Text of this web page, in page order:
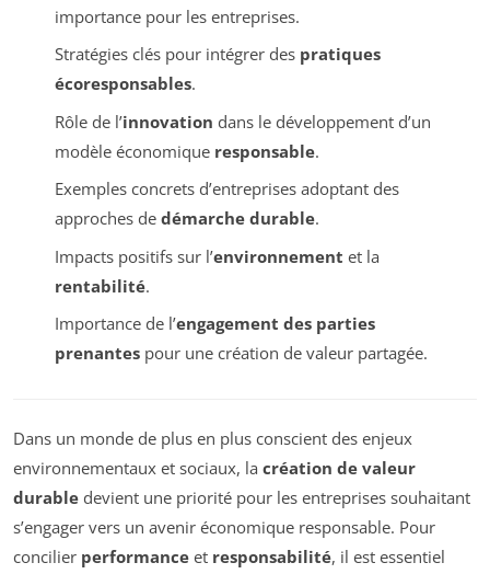
importance pour les entreprises.
Stratégies clés pour intégrer des pratiques
écoresponsables.
Rôle de l’innovation dans le développement d’un
modèle économique responsable.
Exemples concrets d’entreprises adoptant des
approches de démarche durable.
Impacts positifs sur l’environnement et la
rentabilité.
Importance de l’engagement des parties
prenantespour une création de valeur partagée.
Dans un monde de plus en plus conscient des enjeux
environnementaux et sociaux, la création de valeur
durable devient une priorité pour les entreprises souhaitant
s’engager vers un avenir économique responsable. Pour
concilier performance et responsabilité, il est essentiel